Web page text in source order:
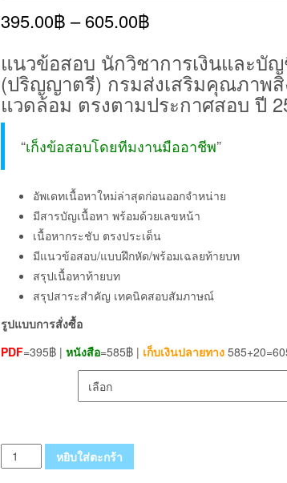
395.00฿ –605.00฿
แนวข้อสอบ นักวิชาการเงินและบั
(ปริญญาตรี) กรมส่งเสริมคุณภาพ
แวดล้อม ตรงตามประกาศสอบ ปี
“เก็งข้อสอบโดยทีมงานมืออาชีพ”
อัพเดทเนื้อหาใหม่ล่าสุดก่อนออกจำหน่าย
มีสารบัญเนื้อหา พร้อมด้วยเลขหน้า
เนื้อหากระชับ ตรงประเด็น
มีแนวข้อสอบ/แบบฝึกหัด/พร้อมเฉลยท้ายบท
สรุปเนื้อหาท้ายบท
สรุปสาระสำคัญ เทคนิคสอบสัมภาษณ์
รูปแบบการสั่งซื้อ
PDF=395฿ | หนังสือ=585฿ | เก็บเงินปลายทาง
จำนวน
แนว
หยิบใส่ตะกร้า